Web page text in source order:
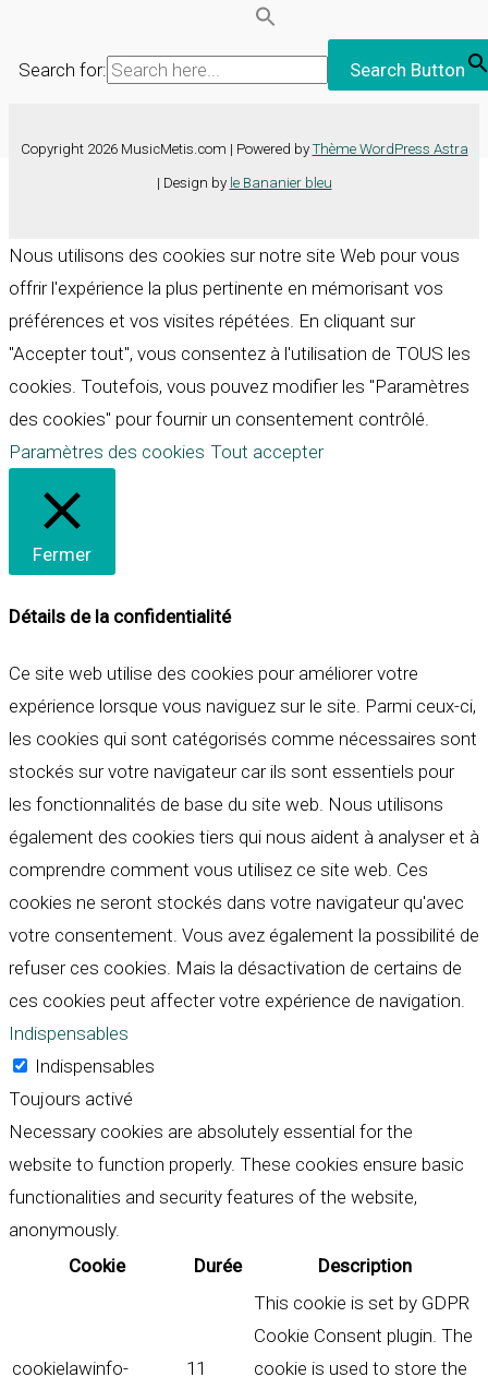
Search for: Search Button
Copyright 2026 MusicMetis.com | Powered by Thème WordPress Astra
| Design by le Bananier bleu
Nous utilisons des cookies sur notre site Web pour vous
offrir l'expérience la plus pertinente en mémorisant vos
préférences et vos visites répétées. En cliquant sur
"Accepter tout", vous consentez à l'utilisation de TOUS les
cookies. Toutefois, vous pouvez modifier les "Paramètres
des cookies" pour fournir un consentement contrôlé.
Paramètres des cookies Tout accepter
Fermer
Détails de la confidentialité
Ce site web utilise des cookies pour améliorer votre
expérience lorsque vous naviguez sur le site. Parmi ceux-ci,
les cookies qui sont catégorisés comme nécessaires sont
stockés sur votre navigateur car ils sont essentiels pour
les fonctionnalités de base du site web. Nous utilisons
également des cookies tiers qui nous aident à analyser et à
comprendre comment vous utilisez ce site web. Ces
cookies ne seront stockés dans votre navigateur qu'avec
votre consentement. Vous avez également la possibilité de
refuser ces cookies. Mais la désactivation de certains de
ces cookies peut affecter votre expérience de navigation.
Indispensables
Indispensables
Toujours activé
Necessary cookies are absolutely essential for the
website to function properly. These cookies ensure basic
functionalities and security features of the website,
anonymously.
Cookie
Durée Description
cookielawinfo-
11
This cookie is set by GDPR
Cookie Consent plugin. The
cookie is used to store the